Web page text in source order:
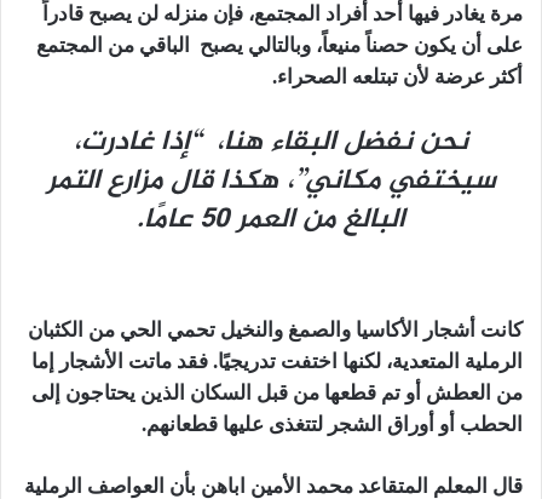
مرة يغادر فيها أحد أفراد المجتمع، فإن منزله لن يصبح قادراً
على أن يكون حصناً منيعاً، وبالتالي يصبح الباقي من المجتمع
أكثر عرضة لأن تبتلعه الصحراء.
نحن نفضل البقاء هنا، “إذا غادرت،
سيختفي مكاني”، هكذا قال مزارع التمر
البالغ من العمر 50 عامًا.
كانت أشجار الأكاسيا والصمغ والنخيل تحمي الحي من الكثبان
الرملية المتعدية، لكنها اختفت تدريجيًا. فقد ماتت الأشجار إما
من العطش أو تم قطعها من قبل السكان الذين يحتاجون إلى
الحطب أو أوراق الشجر لتتغذى عليها قطعانهم.
قال المعلم المتقاعد محمد الأمين اباهن بأن العواصف الرملية